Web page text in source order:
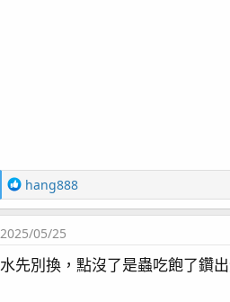
R
e
a
c
i
hang888
2025/05/25
水先別換，點沒了是蟲吃飽了鑽